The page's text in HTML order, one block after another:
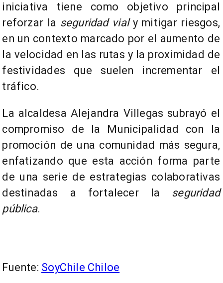
iniciativa tiene como objetivo principal
reforzar la seguridad vialy mitigar riesgos,
en un contexto marcado por el aumento de
la velocidad en las rutas y la proximidad de
festividades que suelen incrementar el
tráfico.
La alcaldesa Alejandra Villegas subrayó el
compromiso de la Municipalidad con la
promoción de una comunidad más segura,
enfatizando que esta acción forma parte
de una serie de estrategias colaborativas
destinadas a fortalecer la seguridad
pública.
Fuente: SoyChile Chiloe